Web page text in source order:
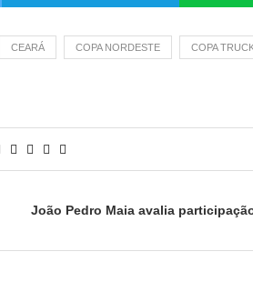
CEARÁ COPA NORDESTE COPA
João Pedro Maia avalia